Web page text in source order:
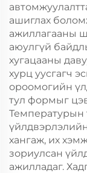
ашиглах
ажиллагааны
аюулгүй
хугацааны
хурц уусгагч
ороомогийн
тул формыг
Температурын
хангаж, их
зориулсан
ажилладаг.